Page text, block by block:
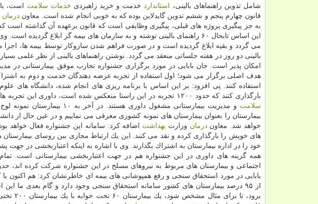
شامل تدوین راهنماهای بالینی،
استانداردخدمت و خرید راهبردی خدمات سلامت است،
قانون چهارم پنجم و ششم تدوین گایدلاین بوده كه به خوبی انجام شده است. معاون درمان
به جز پیگیری پروژه های قبلی، پیگیری وظایفی است كه قانون برعهده آن گذاشته است
این اساس تابحال ۶۰ راهنمای بالینی نوشته و به سازمان های بیمه گر ابلاغ
می گردد و بقیه ابلاغ گردیده است و در ‏صورت فراهم شدن سازوكار توسط بیمه ها، اجرا
بالینی دو روز در هفته جلساتی ‏منعقد می گردد. نوشتن راهنماهای بالینی از نظر علمی
امكان پذیر است.‏ جان بابایی در مورد ‏برگزاری جشنواره تجارب موفق بیمارستانی در
هدف اصلی برگزار می شود؛ اول ‏استفاده از تجربه عرضه دهندگان خدمت و دوم به اشتراك
استفاده كنند. پی افزود: بر این اساس با ‏برنامه ریزی های انجام شده، دانشگاه های
بارگذاری كنند كه حدود ۱۲۰۰ تجربه در ‏این راستا منعكس شده است، داوری این تجربه ها در حال اتمام است و حدود ۱۰۰ نفر از اساتید اقتصاد
سلامت
و مدیریت بیمارستانی ‏مشغول
بیمارستان را بعنوان ‏بیمارستان های نمونه كشوری معرفی می نماییم و در عین حال از
خواهد شد.‏ معاوندرمان وزارت بهداشت اضافه كرد: سامانه این جشنواره فعال
های خویش را ‏بارگذاری كرده و نقد می كنند. این یك ارتباط مجازی بین روسای بیمارستان
‏خود را در اداره بیمارستان به اشتراك بگذارند.‏ وی با اشاره به اینكه اعتباربخشی در جهت
همه گزینه های داوری در ‏این جشنواره هم در جهت اعتباربخشی بیمارستانی است.
بابایی در مورد استحقاق سنجی و رفع همپوشانی های بیمه ای خاطرنشان كرد: هم اكنون با
از ۹۵ درصد بیمارستان های كشور سامانه استحقاق سنجی ‏وجود دارد و گام بعدی ما این است كه استحقاق سنجی به سمت سطح بندی
برود،